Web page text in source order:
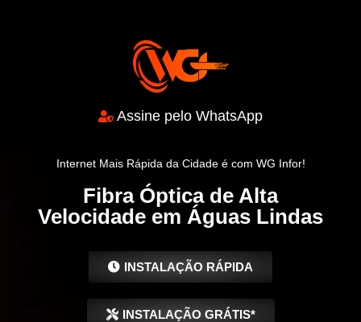
Assine pelo WhatsApp
Internet Mais Rápida da Cidade é com WG Infor!
Fibra Óptica de Alta
Velocidade em Águas Lindas
INSTALAÇÃO RÁPIDA
INSTALAÇÃO GRÁTIS*